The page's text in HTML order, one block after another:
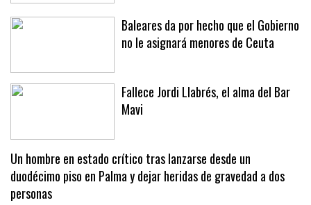
Baleares da por hecho que el Gobierno
no le asignará menores de Ceuta
Fallece Jordi Llabrés, el alma del Bar
Mavi
Un hombre en estado crítico tras lanzarse desde un
duodécimo piso en Palma y dejar heridas de gravedad a dos
personas